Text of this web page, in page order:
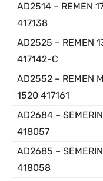
AD2514 – REMEN
417138
AD2525 – REMEN
417142-C
AD2552 – REMEN
1520 417161
AD2684 –
418057
AD2685 –
418058